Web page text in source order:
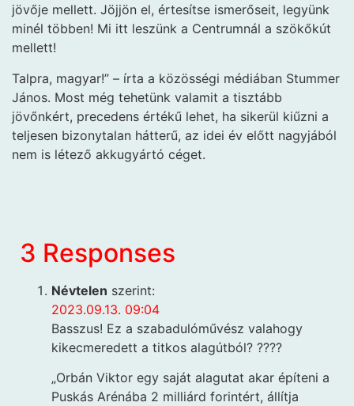
jövője mellett. Jöjjön el, értesítse ismerőseit, legyünk
minél többen! Mi itt leszünk a Centrumnál a szökőkút
mellett!
Talpra, magyar!” – írta a közösségi médiában Stummer
János. Most még tehetünk valamit a tisztább
jövőnkért, precedens értékű lehet, ha sikerül kiűzni a
teljesen bizonytalan hátterű, az idei év előtt nagyjából
nem is létező akkugyártó céget.
3 Responses
Névtelen szerint:
2023.09.13. 09:04
Basszus! Ez a szabadulóművész valahogy
kikecmeredett a titkos alagútból? ????
„Orbán Viktor egy saját alagutat akar építeni a
Puskás Arénába 2 milliárd forintért, állítja